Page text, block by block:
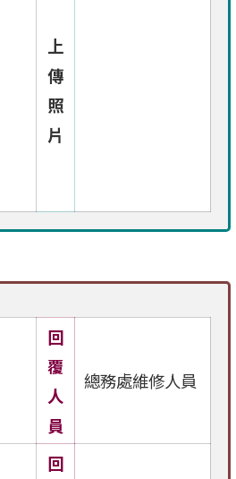
上
傳
照
片
回
覆
人
員
總務處維修人員
回